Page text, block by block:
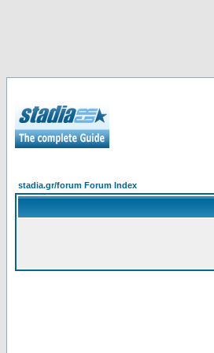
stadia.gr/forum Forum Index